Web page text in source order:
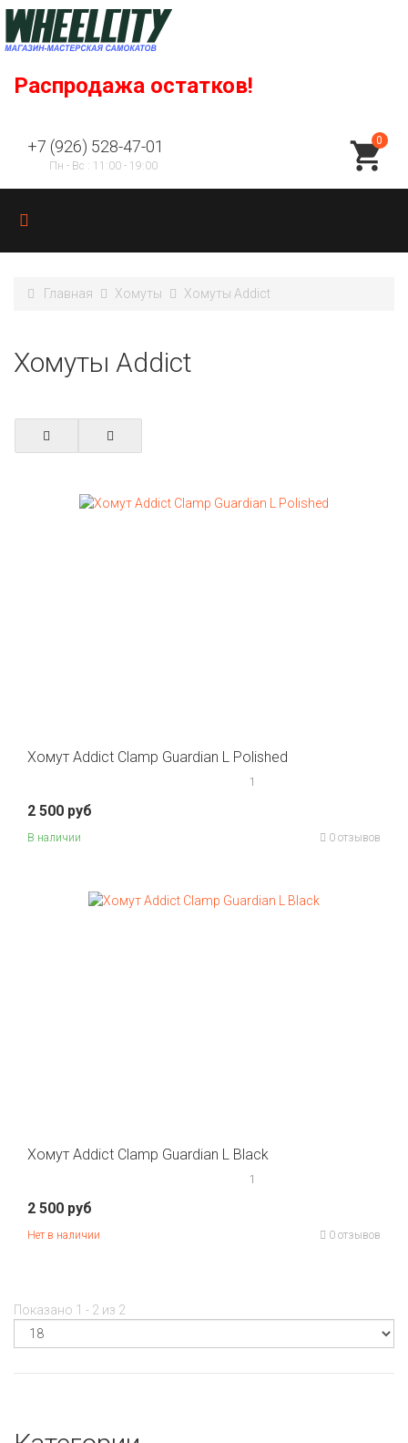
Распродажа остатков!
+7 (926) 528-47-01
Пн - Вс : 11:00 - 19:00
0
Главная Хомуты Хомуты Addict
Хомуты Addict
Хомут Addict Clamp Guardian L Polished
1
2 500 руб
В наличии 0 отзывов
Хомут Addict Clamp Guardian L Black
1
2 500 руб
Нет в наличии 0 отзывов
Показано 1 - 2 из 2